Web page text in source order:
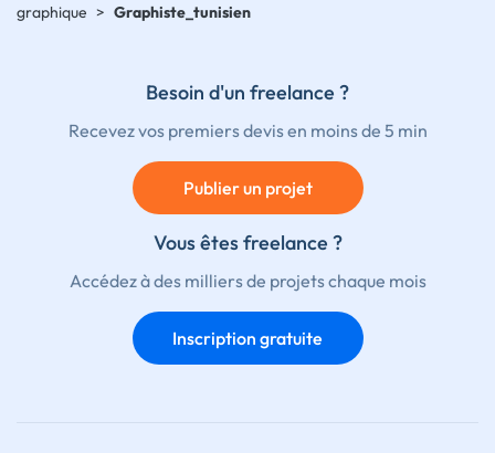
graphique > Graphiste_tunisien
Besoin d'un freelance ?
Recevez vos premiers devis en moins de 5 min
Publier un projet
Vous êtes freelance ?
Accédez à des milliers de projets chaque mois
Inscription gratuite